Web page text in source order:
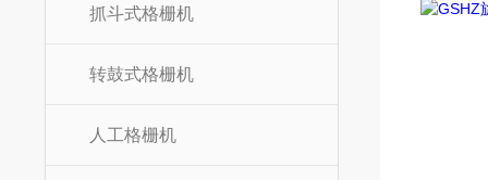
抓斗式格栅机
转鼓式格栅机
人工格栅机